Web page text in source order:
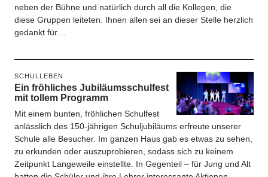
neben der Bühne und natürlich durch all die Kollegen, die
diese Gruppen leiteten. Ihnen allen sei an dieser Stelle herzlich
gedankt für…
SCHULLEBEN
Ein fröhliches Jubiläumsschulfest
mit tollem Programm
Mit einem bunten, fröhlichen Schulfest
anlässlich des 150-jährigen Schuljubiläums erfreute unserer
Schule alle Besucher. Im ganzen Haus gab es etwas zu sehen,
zu erkunden oder auszuprobieren, sodass sich zu keinem
Zeitpunkt Langeweile einstellte. In Gegenteil – für Jung und Alt